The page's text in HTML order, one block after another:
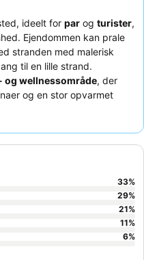
ideelt for par og turister,
Ejendommen kan prale
stranden med malerisk
til en lille strand.
og wellnessområde, der
og en stor opvarmet
den
udsigt til
og et mere roligt ophold.
33%
29%
21%
11%
6%